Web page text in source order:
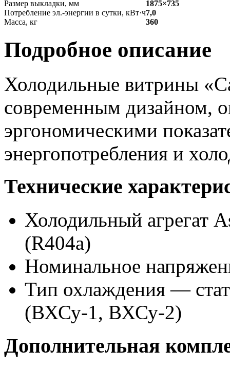
Размер выкладки, мм
1875×735
Потребление эл.-энергии в сутки, кВт·ч7,0
Масса, кг
360
Подробное описание
Холодильные витрины
современным дизайном,
эргономическими
энергопотребления и
Технические
Холодильный агрегат
(R404a)
Номинальное
Тип охлаждения —
(ВХСу-1, ВХСу-2)
Дополнительная